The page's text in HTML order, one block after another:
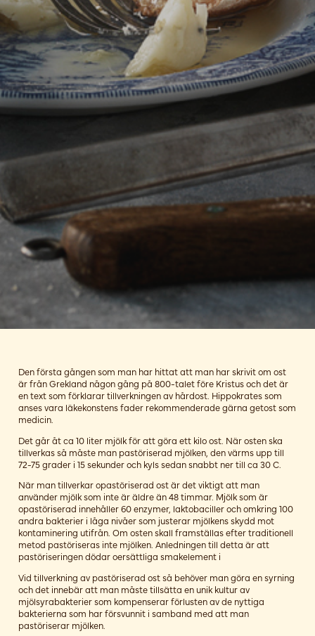
Den första gången som man har hittat att man har skrivit om ost
är från Grekland någon gång på 800-talet före Kristus och det är
en text som förklarar tillverkningen av hårdost. Hippokrates som
anses vara läkekonstens fader rekommenderade gärna getost som
medicin.
Det går åt ca 10 liter mjölk för att göra ett kilo ost. När osten ska
tillverkas så måste man pastöriserad mjölken, den värms upp till
72-75 grader i 15 sekunder och kyls sedan snabbt ner till ca 30 C.
När man tillverkar opastöriserad ost är det viktigt att man
använder mjölk som inte är äldre än 48 timmar. Mjölk som är
opastöriserad innehåller 60 enzymer, laktobaciller och omkring 100
andra bakterier i låga nivåer som justerar mjölkens skydd mot
kontaminering utifrån. Om osten skall framställas efter traditionell
metod pastöriseras inte mjölken. Anledningen till detta är att
pastöriseringen dödar oersättliga smakelement i
Vid tillverkning av pastöriserad ost så behöver man göra en syrning
och det innebär att man måste tillsätta en unik kultur av
mjölsyrabakterier som kompenserar förlusten av de nyttiga
bakterierna som har försvunnit i samband med att man
pastöriserar mjölken.